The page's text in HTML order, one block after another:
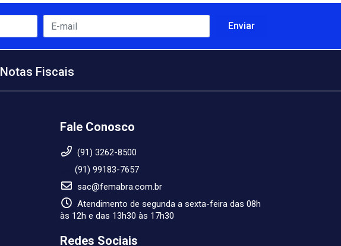
Notas Fiscais
Fale Conosco
(91) 3262-8500
(91) 99183-7657
sac@femabra.com.br
Atendimento de segunda a sexta-feira das 08h
às 12h e das 13h30 às 17h30
Redes Sociais